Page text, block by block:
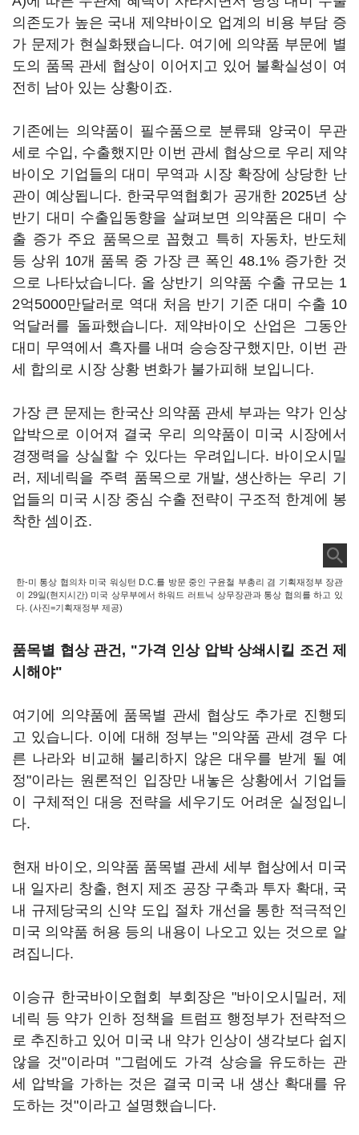
의존도가 높은 국내 제약바이오 업계의 비용 부담 증
가 문제가 현실화됐습니다. 여기에 의약품 부문에 별
도의 품목 관세 협상이 이어지고 있어 불확실성이 여
전히 남아 있는 상황이죠.
기존에는 의약품이 필수품으로 분류돼 양국이 무관
세로 수입, 수출했지만 이번 관세 협상으로 우리 제약
바이오 기업들의 대미 무역과 시장 확장에 상당한 난
관이 예상됩니다. 한국무역협회가 공개한 2025년 상
반기 대미 수출입동향을 살펴보면 의약품은 대미 수
출 증가 주요 품목으로 꼽혔고 특히 자동차, 반도체
등 상위 10개 품목 중 가장 큰 폭인 48.1% 증가한 것
으로 나타났습니다. 올 상반기 의약품 수출 규모는 1
2억5000만달러로 역대 처음 반기 기준 대미 수출 10
억달러를 돌파했습니다. 제약바이오 산업은 그동안
대미 무역에서 흑자를 내며 승승장구했지만, 이번 관
세 합의로 시장 상황 변화가 불가피해 보입니다.
가장 큰 문제는 한국산 의약품 관세 부과는 약가 인상
압박으로 이어져 결국 우리 의약품이 미국 시장에서
경쟁력을 상실할 수 있다는 우려입니다. 바이오시밀
러, 제네릭을 주력 품목으로 개발, 생산하는 우리 기
업들의 미국 시장 중심 수출 전략이 구조적 한계에 봉
착한 셈이죠.
한-미 통상 협의차 미국 워싱턴 D.C.를 방문 중인 구윤철 부총리 겸 기획재정부 장관
이 29일(현지시간) 미국 상무부에서 하워드 러트닉 상무장관과 통상 협의를 하고 있
다. (사진=기획재정부 제공)
품목별 협상 관건, "가격 인상 압박 상쇄시킬 조건 제
시해야"
여기에 의약품에 품목별 관세 협상도 추가로 진행되
고 있습니다. 이에 대해 정부는 "의약품 관세 경우 다
른 나라와 비교해 불리하지 않은 대우를 받게 될 예
정"이라는 원론적인 입장만 내놓은 상황에서 기업들
이 구체적인 대응 전략을 세우기도 어려운 실정입니
다.
현재 바이오, 의약품 품목별 관세 세부 협상에서 미국
내 일자리 창출, 현지 제조 공장 구축과 투자 확대, 국
내 규제당국의 신약 도입 절차 개선을 통한 적극적인
미국 의약품 허용 등의 내용이 나오고 있는 것으로 알
려집니다.
이승규 한국바이오협회 부회장은 "바이오시밀러, 제
네릭 등 약가 인하 정책을 트럼프 행정부가 전략적으
로 추진하고 있어 미국 내 약가 인상이 생각보다 쉽지
않을 것"이라며 "그럼에도 가격 상승을 유도하는 관
세 압박을 가하는 것은 결국 미국 내 생산 확대를 유
도하는 것"이라고 설명했습니다.